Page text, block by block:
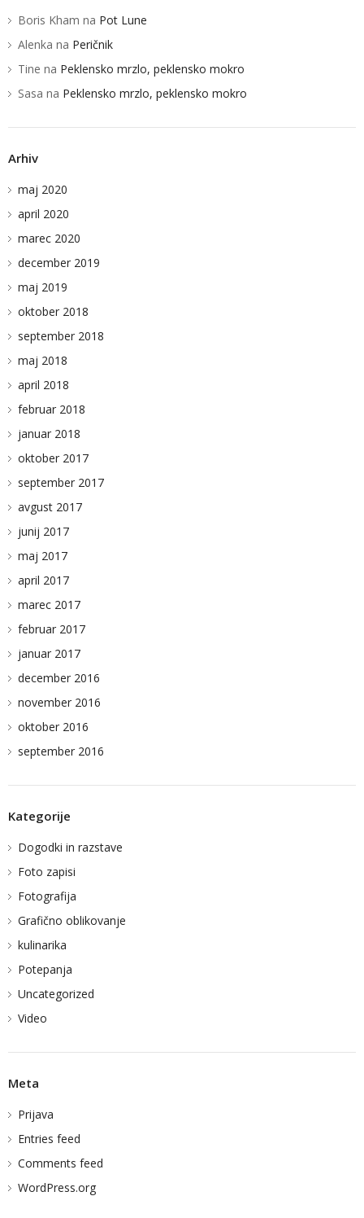
Boris Kham na Pot Lune
Alenka na Peričnik
Tine na Peklensko mrzlo, peklensko mokro
Sasa na Peklensko mrzlo, peklensko mokro
Arhiv
maj 2020
april 2020
marec 2020
december 2019
maj 2019
oktober 2018
september 2018
maj 2018
april 2018
februar 2018
januar 2018
oktober 2017
september 2017
avgust 2017
junij 2017
maj 2017
april 2017
marec 2017
februar 2017
januar 2017
december 2016
november 2016
oktober 2016
september 2016
Kategorije
Dogodki in razstave
Foto zapisi
Fotografija
Grafično oblikovanje
kulinarika
Potepanja
Uncategorized
Video
Meta
Prijava
Entries feed
Comments feed
WordPress.org